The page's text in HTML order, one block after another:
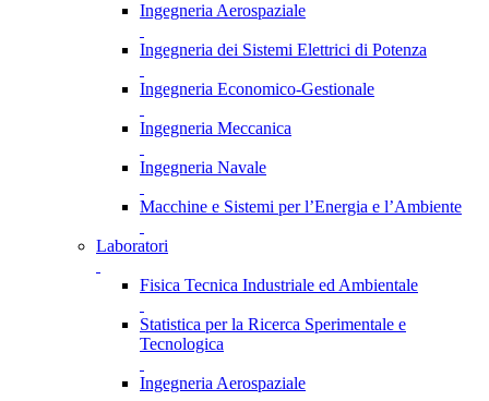
Ingegneria Aerospaziale
Ingegneria dei Sistemi Elettrici di Potenza
Ingegneria Economico-Gestionale
Ingegneria Meccanica
Ingegneria Navale
Macchine e Sistemi per l’Energia e l’Ambiente
Laboratori
Fisica Tecnica Industriale ed Ambientale
Statistica per la Ricerca Sperimentale e
Tecnologica
Ingegneria Aerospaziale